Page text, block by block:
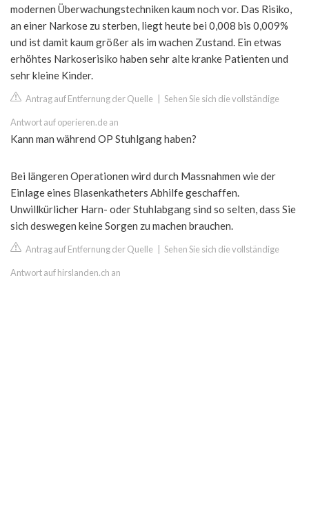
modernen Überwachungstechniken kaum noch vor. Das Risiko,
an einer Narkose zu sterben, liegt heute bei 0,008 bis 0,009%
und ist damit kaum größer als im wachen Zustand. Ein etwas
erhöhtes Narkoserisiko haben sehr alte kranke Patienten und
sehr kleine Kinder.
Antrag auf Entfernung der Quelle Sehen Sie sich die vollständige
Antwort auf operieren.de an
Kann man während OP Stuhlgang haben?
Bei längeren Operationen wird durch Massnahmen wie der
Einlage eines Blasenkatheters Abhilfe geschaffen.
Unwillkürlicher Harn- oder Stuhlabgang sind so selten, dass Sie
sich deswegen keine Sorgen zu machen brauchen.
Antrag auf Entfernung der Quelle Sehen Sie sich die vollständige
Antwort auf hirslanden.ch an